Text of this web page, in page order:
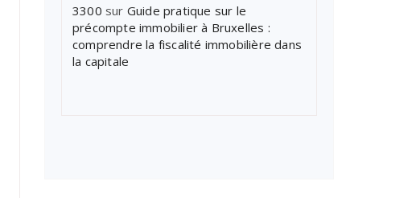
3300 sur Guide pratique sur le
précompte immobilier à Bruxelles :
comprendre la fiscalité immobilière dans
la capitale